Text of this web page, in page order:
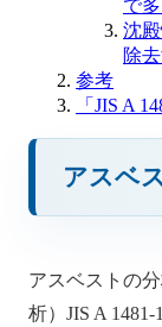
で
沈
除
参考
「JIS A
アスベ
アスベストの
析）JIS A